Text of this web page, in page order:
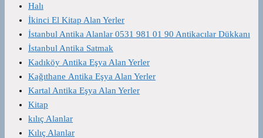
Halı
İkinci El Kitap Alan Yerler
İstanbul Antika Alanlar 0531 981 01 90 Antikacılar Dükkanı
İstanbul Antika Satmak
Kadıköy Antika Eşya Alan Yerler
Kağıthane Antika Eşya Alan Yerler
Kartal Antika Eşya Alan Yerler
Kitap
kılıç Alanlar
Kılıç Alanlar